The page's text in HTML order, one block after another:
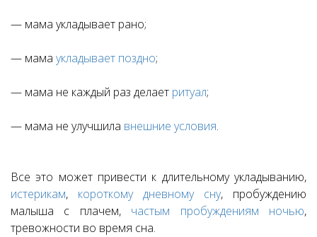
— мама укладывает рано;
— мама укладывает поздно;
— мама не каждый раз делает ритуал;
— мама не улучшила внешние условия.
Все это может привести к длительному укладыванию,
истерикам, короткому дневному сну, пробуждению
малыша с плачем, частым пробуждениям ночью,
тревожности во время сна.